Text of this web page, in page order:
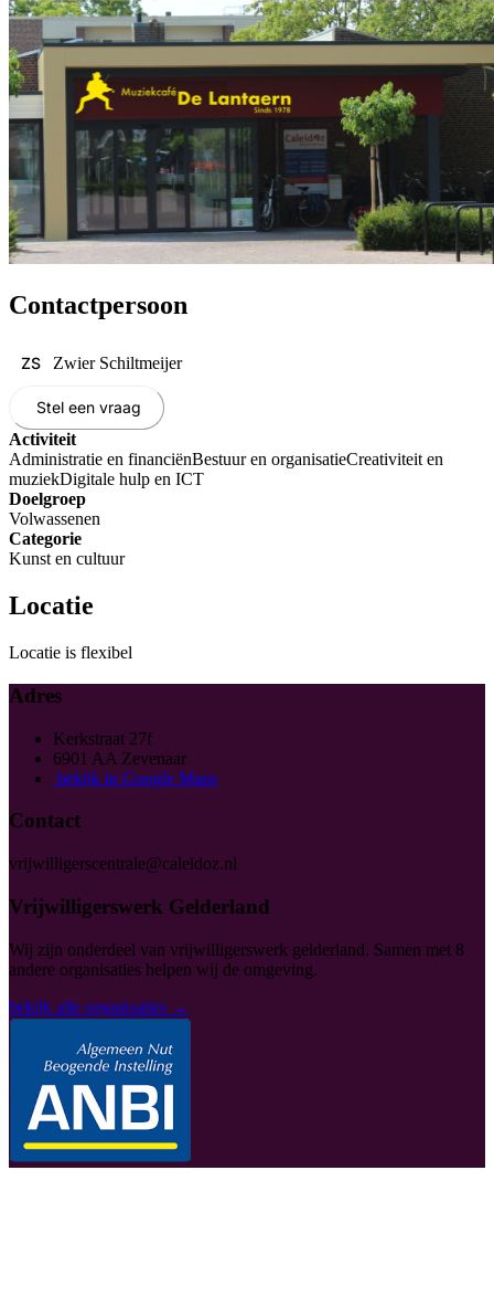
Contactpersoon
ZS Zwier Schiltmeijer
Stel een vraag
Activiteit
Administratie en financiënBestuur en organisatieCreativiteit en
muziekDigitale hulp en ICT
Doelgroep
Volwassenen
Categorie
Kunst en cultuur
Locatie
Locatie is flexibel
Adres
Kerkstraat 27f
6901 AA Zevenaar
bekijk in Google Maps
Contact
vrijwilligerscentrale@caleidoz.nl
Vrijwilligerswerk Gelderland
Wij zijn onderdeel van vrijwilligerswerk gelderland. Samen met 8
andere organisaties helpen wij de omgeving.
bekijk alle organisaties →